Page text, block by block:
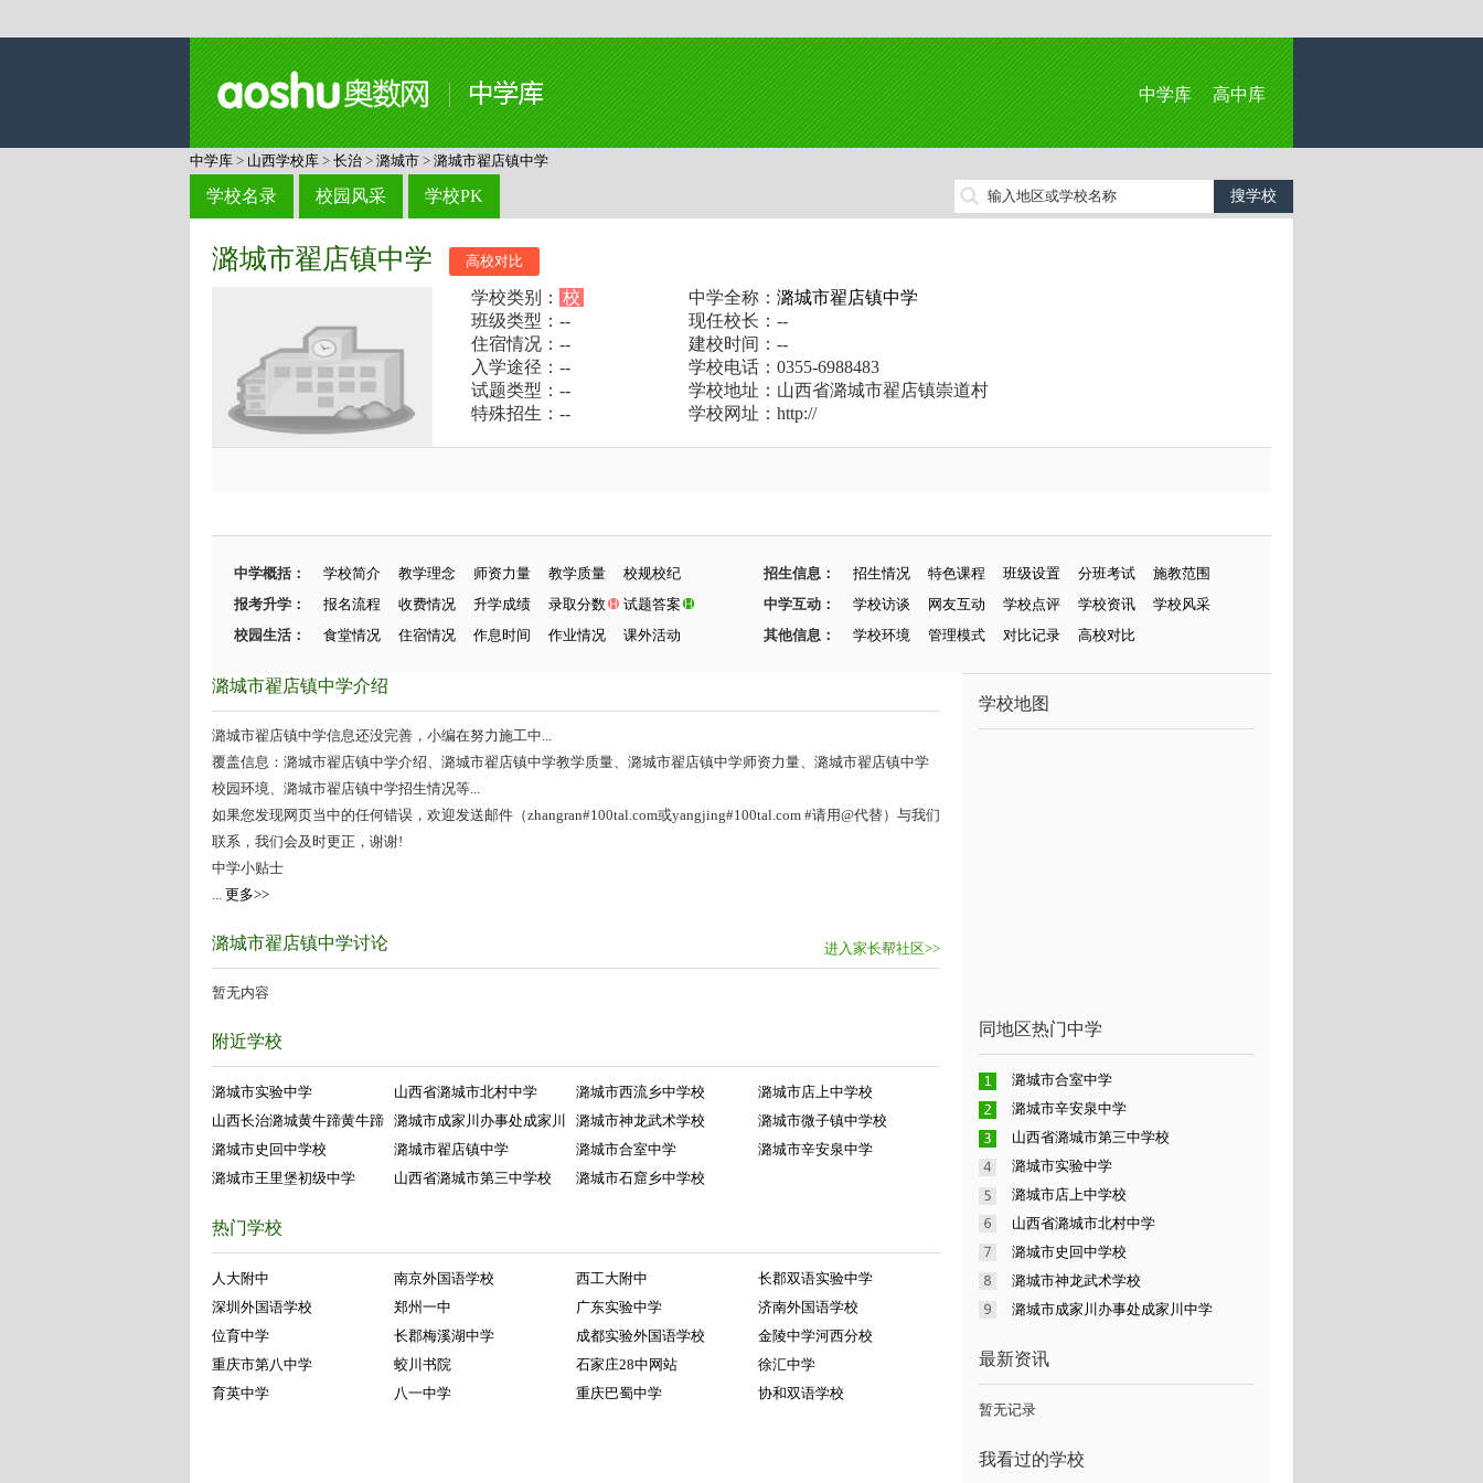
中学库 高中库
中学库 > 山西学校库 > 长治 > 潞城市 > 潞城市翟店镇中学
学校名录 校园风采 学校PK
潞城市翟店镇中学 高校对比
学校类别： 校 中学全称： 潞城市翟店镇中学
班级类型：--
现任校长：--
住宿情况：--
建校时间：--
入学途径：--
学校电话：0355-6988483
试题类型：--
学校地址：山西省潞城市翟店镇崇道村
特殊招生：--
学校网址：http://
中学概括： 学校简介 教学理念 师资力量 教学质量 校规校纪 招生信息： 招生情况 特色课程 班级设置 分班考试
施教范围
报考升学：
报名流程 收费情况 升学成绩 录取分数 试题答案 中学互动： 学校访谈 网友互动 学校点评 学校资讯
学校风采
校园生活：
食堂情况 住宿情况 作息时间 作业情况 课外活动 其他信息： 学校环境 管理模式 对比记录 高校对比
潞城市翟店镇中学介绍
潞城市翟店镇中学信息还没完善，小编在努力施工中...
覆盖信息：潞城市翟店镇中学介绍、潞城市翟店镇中学教学质量、潞城市翟店镇中学师资力量、潞城市翟店镇中学
校园环境、潞城市翟店镇中学招生情况等...
如果您发现网页当中的任何错误，欢迎发送邮件（zhangran#100tal.com或yangjing#100tal.com #请用@代替）与我们
联系，我们会及时更正，谢谢!
中学小贴士
... 更多>>
进入家长帮社区>>
潞城市翟店镇中学讨论
暂无内容
附近学校
潞城市实验中学 山西省潞城市北村中学 潞城市西流乡中学校
潞城市店上中学校
山西长治潞城黄牛蹄黄牛蹄 潞城市成家川办事处成家川 潞城市神龙武术学校
潞城市微子镇中学校
潞城市史回中学校
潞城市翟店镇中学 潞城市合室中学
潞城市辛安泉中学
潞城市王里堡初级中学
山西省潞城市第三中学校 潞城市石窟乡中学校
热门学校
人大附中 南京外国语学校 西工大附中
长郡双语实验中学
深圳外国语学校
郑州一中 广东实验中学
济南外国语学校
位育中学
长郡梅溪湖中学 成都实验外国语学校
金陵中学河西分校
重庆市第八中学
蛟川书院 石家庄28中网站
徐汇中学
育英中学
八一中学 重庆巴蜀中学 协和双语学校
学校地图
同地区热门中学
潞城市合室中学
潞城市辛安泉中学
山西省潞城市第三中学校
潞城市实验中学
潞城市店上中学校
山西省潞城市北村中学
潞城市史回中学校
潞城市神龙武术学校
潞城市成家川办事处成家川中学
最新资讯
暂无记录
我看过的学校